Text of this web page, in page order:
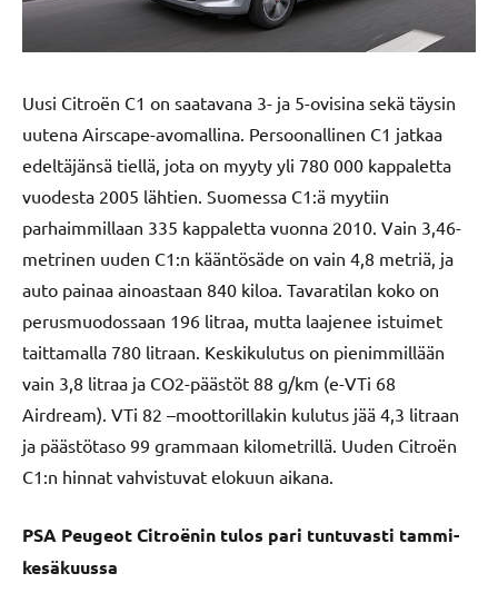
Uusi Citroën C1 on saatavana 3- ja 5-ovisina sekä täysin
uutena Airscape-avomallina. Persoonallinen C1 jatkaa
edeltäjänsä tiellä, jota on myyty yli 780 000 kappaletta
vuodesta 2005 lähtien. Suomessa C1:ä myytiin
parhaimmillaan 335 kappaletta vuonna 2010. Vain 3,46-
metrinen uuden C1:n kääntösäde on vain 4,8 metriä, ja
auto painaa ainoastaan 840 kiloa. Tavaratilan koko on
perusmuodossaan 196 litraa, mutta laajenee istuimet
taittamalla 780 litraan. Keskikulutus on pienimmillään
vain 3,8 litraa ja CO2-päästöt 88 g/km (e-VTi 68
Airdream). VTi 82 –moottorillakin kulutus jää 4,3 litraan
ja päästötaso 99 grammaan kilometrillä. Uuden Citroën
C1:n hinnat vahvistuvat elokuun aikana.
PSA Peugeot Citroënin tulos pari tuntuvasti tammi-
kesäkuussa